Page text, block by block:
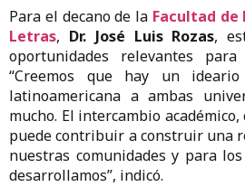
Para el decano de la Facultad
Letras, Dr. José Luis Rozas,
oportunidades relevantes
“Creemos que hay un
latinoamericana a ambas
mucho. El intercambio
puede contribuir a construir una
nuestras comunidades y para
desarrollamos”, indicó.